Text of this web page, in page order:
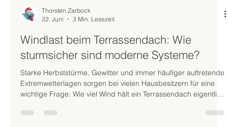
LED-Beleuchtung im Terrassendach
nachrüsten – Möglichkeiten & Vorteile
Eine moderne Terrassenüberdachung schafft Schutz vor
Sonne und Regen. Doch erst die passende Beleuchtung
macht die Terrasse auch in den Abendstunden zu einem
echten Wohlfühlort. Viele Hausbesitzer stellen sich deshalb die
Frage: Kann man eine LED-Beleuchtung im Terrassendach
Beleuchtungssysteme lassen sich heute bei vielen